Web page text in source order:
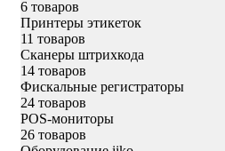
6 товаров
Принтеры этикеток
11 товаров
Сканеры штрихкода
14 товаров
Фискальные регистраторы
24 товаров
POS-мониторы
26 товаров